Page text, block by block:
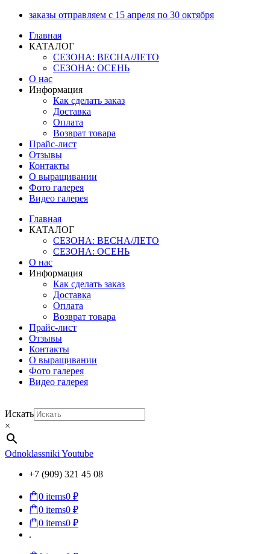
Перейти
содержимому
заказы отправляем с 15 апреля по 30 октября
Главная
КАТАЛОГ
СЕЗОНА: ВЕСНА/ЛЕТО
СЕЗОНА: ОСЕНЬ
О нас
Информация
Как сделать заказ
Доставка
Оплата
Возврат товара
Прайс-лист
Отзывы
Контакты
О выращивании
Фото галерея
Видео галерея
Главная
КАТАЛОГ
СЕЗОНА: ВЕСНА/ЛЕТО
СЕЗОНА: ОСЕНЬ
О нас
Информация
Как сделать заказ
Доставка
Оплата
Возврат товара
Прайс-лист
Отзывы
Контакты
О выращивании
Фото галерея
Видео галерея
Искать
×
Odnoklassniki Youtube
+7 (909) 321 45 08
0 items0 ₽
0 items0 ₽
0 items0 ₽
.